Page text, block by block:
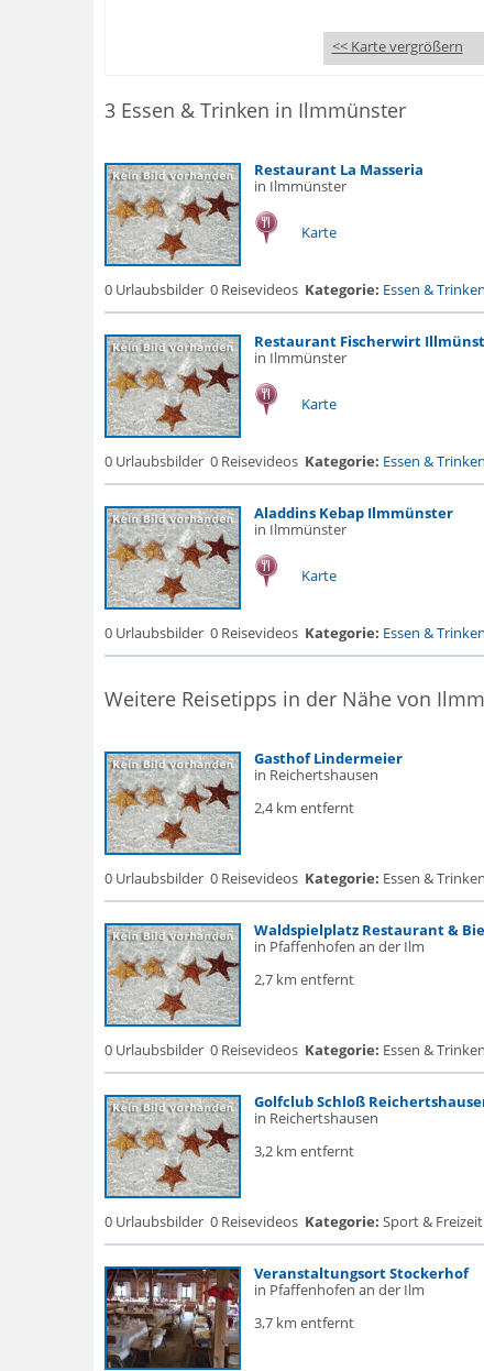
<< Karte vergrößern
3 Essen & Trinken in Ilmmünster
Restaurant La Masseria
in Ilmmünster
Karte
0 Urlaubsbilder 0 Reisevideos Kategorie: Essen & Trinken
Restaurant Fischerwirt
in Ilmmünster
Karte
0 Urlaubsbilder 0 Reisevideos Kategorie: Essen & Trinken
Aladdins Kebap Ilmmünster
in Ilmmünster
Karte
0 Urlaubsbilder 0 Reisevideos Kategorie: Essen & Trinken
Weitere Reisetipps in der Nähe von
Gasthof Lindermeier
in Reichertshausen
2,4 km entfernt
0 Urlaubsbilder 0 Reisevideos Kategorie: Essen &
Waldspielplatz Restaurant &
in Pfaffenhofen an der Ilm
2,7 km entfernt
0 Urlaubsbilder 0 Reisevideos Kategorie: Essen &
Golfclub Schloß
in Reichertshausen
3,2 km entfernt
0 Urlaubsbilder 0 Reisevideos Kategorie: Sport &
Veranstaltungsort Stockerhof
in Pfaffenhofen an der Ilm
3,7 km entfernt